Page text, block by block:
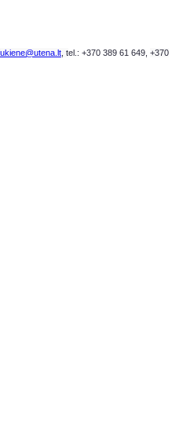
, tel.: +370 389 61 649, +370